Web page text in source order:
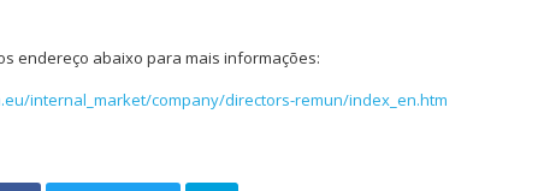
endereço abaixo para mais informações:
internal_market/company/directors-remun/index_en.htm